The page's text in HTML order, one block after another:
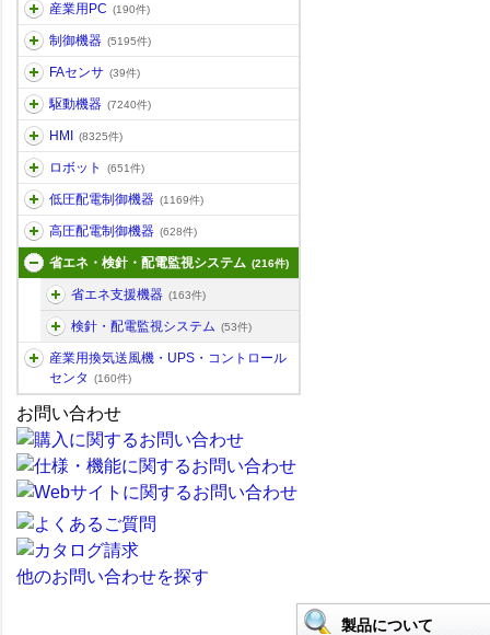
産業用PC (190件)
制御機器 (5195件)
FAセンサ (39件)
駆動機器 (7240件)
HMI (8325件)
ロボット (651件)
低圧配電制御機器 (1169件)
高圧配電制御機器 (628件)
省エネ・検針・配電監視システム (216件)
省エネ支援機器 (163件)
検針・配電監視システム (53件)
産業用換気送風機・UPS・コントロール
センタ
(160件)
お問い合わせ
他のお問い合わせを探す
製品について